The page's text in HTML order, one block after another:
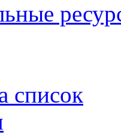
список